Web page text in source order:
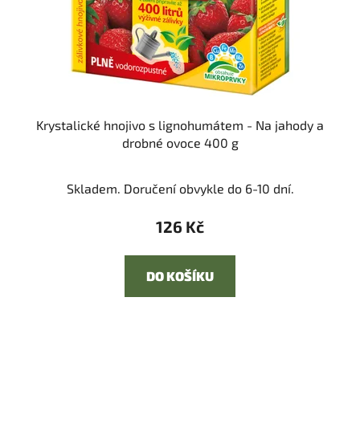
Krystalické hnojivo s lignohumátem - Na jahody a
drobné ovoce 400 g
Skladem. Doručení obvykle do 6-10 dní.
126 Kč
DO KOŠÍKU